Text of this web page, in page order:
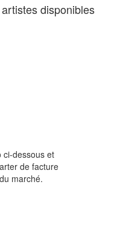
disponibles
ci-dessous et
de facture
marché.